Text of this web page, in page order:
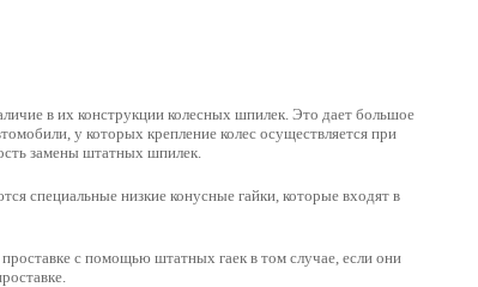
в их конструкции колесных шпилек. Это дает большое
у которых крепление колес осуществляется при
замены штатных шпилек.
специальные низкие конусные гайки, которые входят в
с помощью штатных гаек в том случае, если они